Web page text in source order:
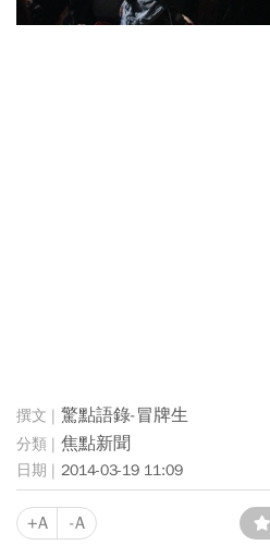
驚點語錄-冒牌生
焦點新聞
2014-03-19 11:09
+A -A